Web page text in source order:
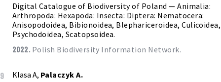
Digital Catalogue of Biodiversity of Poland — Animalia:
Arthropoda: Hexapoda: Insecta: Diptera: Nematocera:
Anisopodoidea, Bibionoidea, Blephariceroidea, Culicoidea,
Psychodoidea, Scatopsoidea.
2022. Polish Biodiversity Information Network.
9 Klasa A, Palaczyk A.